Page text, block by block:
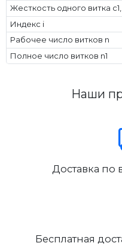
Жесткость одного витка
Индекс i
Рабочее число витков n
Полное число витков n1
Наши
Доставка по
Бесплатная